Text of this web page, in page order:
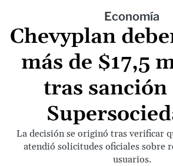
Economía
Chevyplan
más de $17,5
tras sanción
La decisión se originó tras verificar
atendió solicitudes oficiales sobre
usuarios.